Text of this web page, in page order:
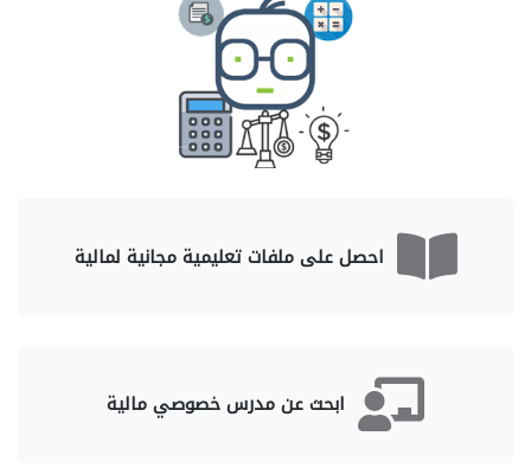
احصل على ملفات تعليمية مجانية لمالية
ابحث عن مدرس خصوصي مالية